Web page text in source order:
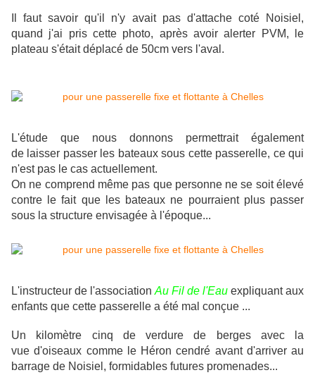
Il faut savoir qu'il n'y avait pas d'attache coté Noisiel,
quand j'ai pris cette photo, après avoir alerter PVM, le
plateau s'était déplacé de 50cm vers l'aval.
L'étude que nous donnons permettrait également
de laisser passer les bateaux sous cette passerelle, ce qui
n'est pas le cas actuellement.
On ne comprend même pas que personne ne se soit élevé
contre le fait que les bateaux ne pourraient plus passer
sous la structure envisagée à l'époque...
L'instructeur de l'association Au Fil de l'Eau expliquant aux
enfants que cette passerelle a été mal conçue ...
Un kilomètre cinq de verdure de berges avec la
vue d'oiseaux comme le Héron cendré avant d'arriver au
barrage de Noisiel, formidables futures promenades...